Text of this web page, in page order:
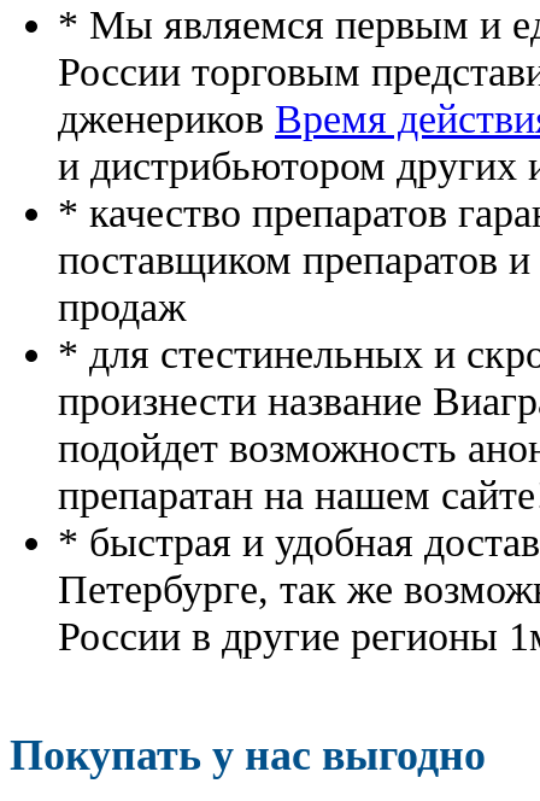
* Мы являемся первым и
России торговым
дженериков Время
и дистрибьютором других
* качество препаратов
поставщиком препаратов
продаж
* для стестинельных и
произнести название
подойдет возможность
препаратан на нашем
* быстрая и удобная
Петербурге, так же
России в другие регионы
Покупать у нас выгодно